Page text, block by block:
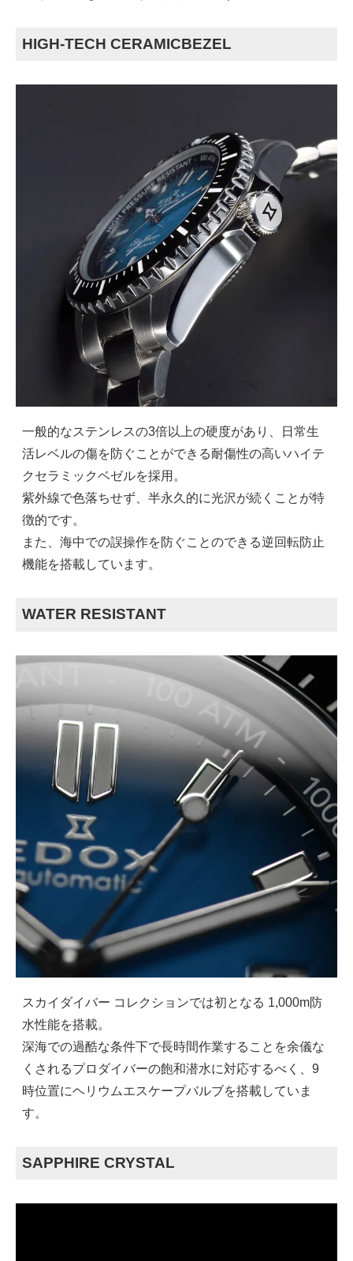
HIGH-TECH CERAMICBEZEL
一般的なステンレスの3倍以上の硬度があり、日常生
活レベルの傷を防ぐことができる耐傷性の高いハイテ
クセラミックベゼルを採用。
紫外線で色落ちせず、半永久的に光沢が続くことが特
徴的です。
また、海中での誤操作を防ぐことのできる逆回転防止
機能を搭載しています。
WATER RESISTANT
スカイダイバー コレクションでは初となる 1,000m防
水性能を搭載。
深海での過酷な条件下で長時間作業することを余儀な
くされるプロダイバーの飽和潜水に対応するべく、9
時位置にヘリウムエスケープバルブを搭載していま
す。
SAPPHIRE CRYSTAL